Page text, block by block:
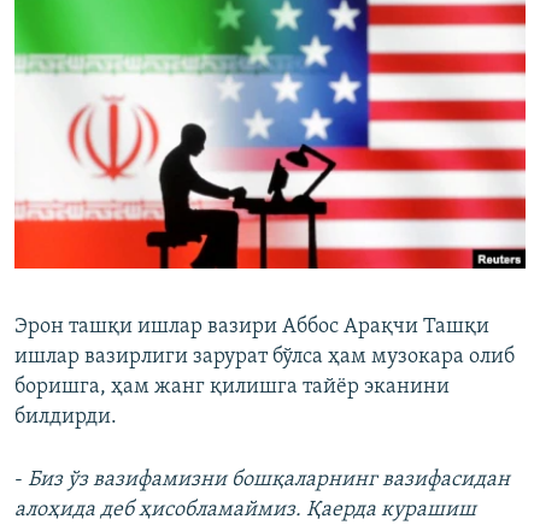
Озодлик бошқа тилларда
Эрон ташқи ишлар вазири Аббос Арақчи Ташқи
ишлар вазирлиги зарурат бўлса ҳам музокара олиб
боришга, ҳам жанг қилишга тайёр эканини
билдирди.
- Биз ўз вазифамизни бошқаларнинг вазифасидан
алоҳида деб ҳисобламаймиз. Қаерда курашиш